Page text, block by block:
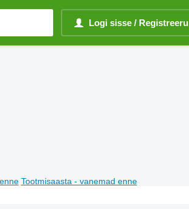
Logi sisse / Registreeru
Tootmisaasta - vanemad enne